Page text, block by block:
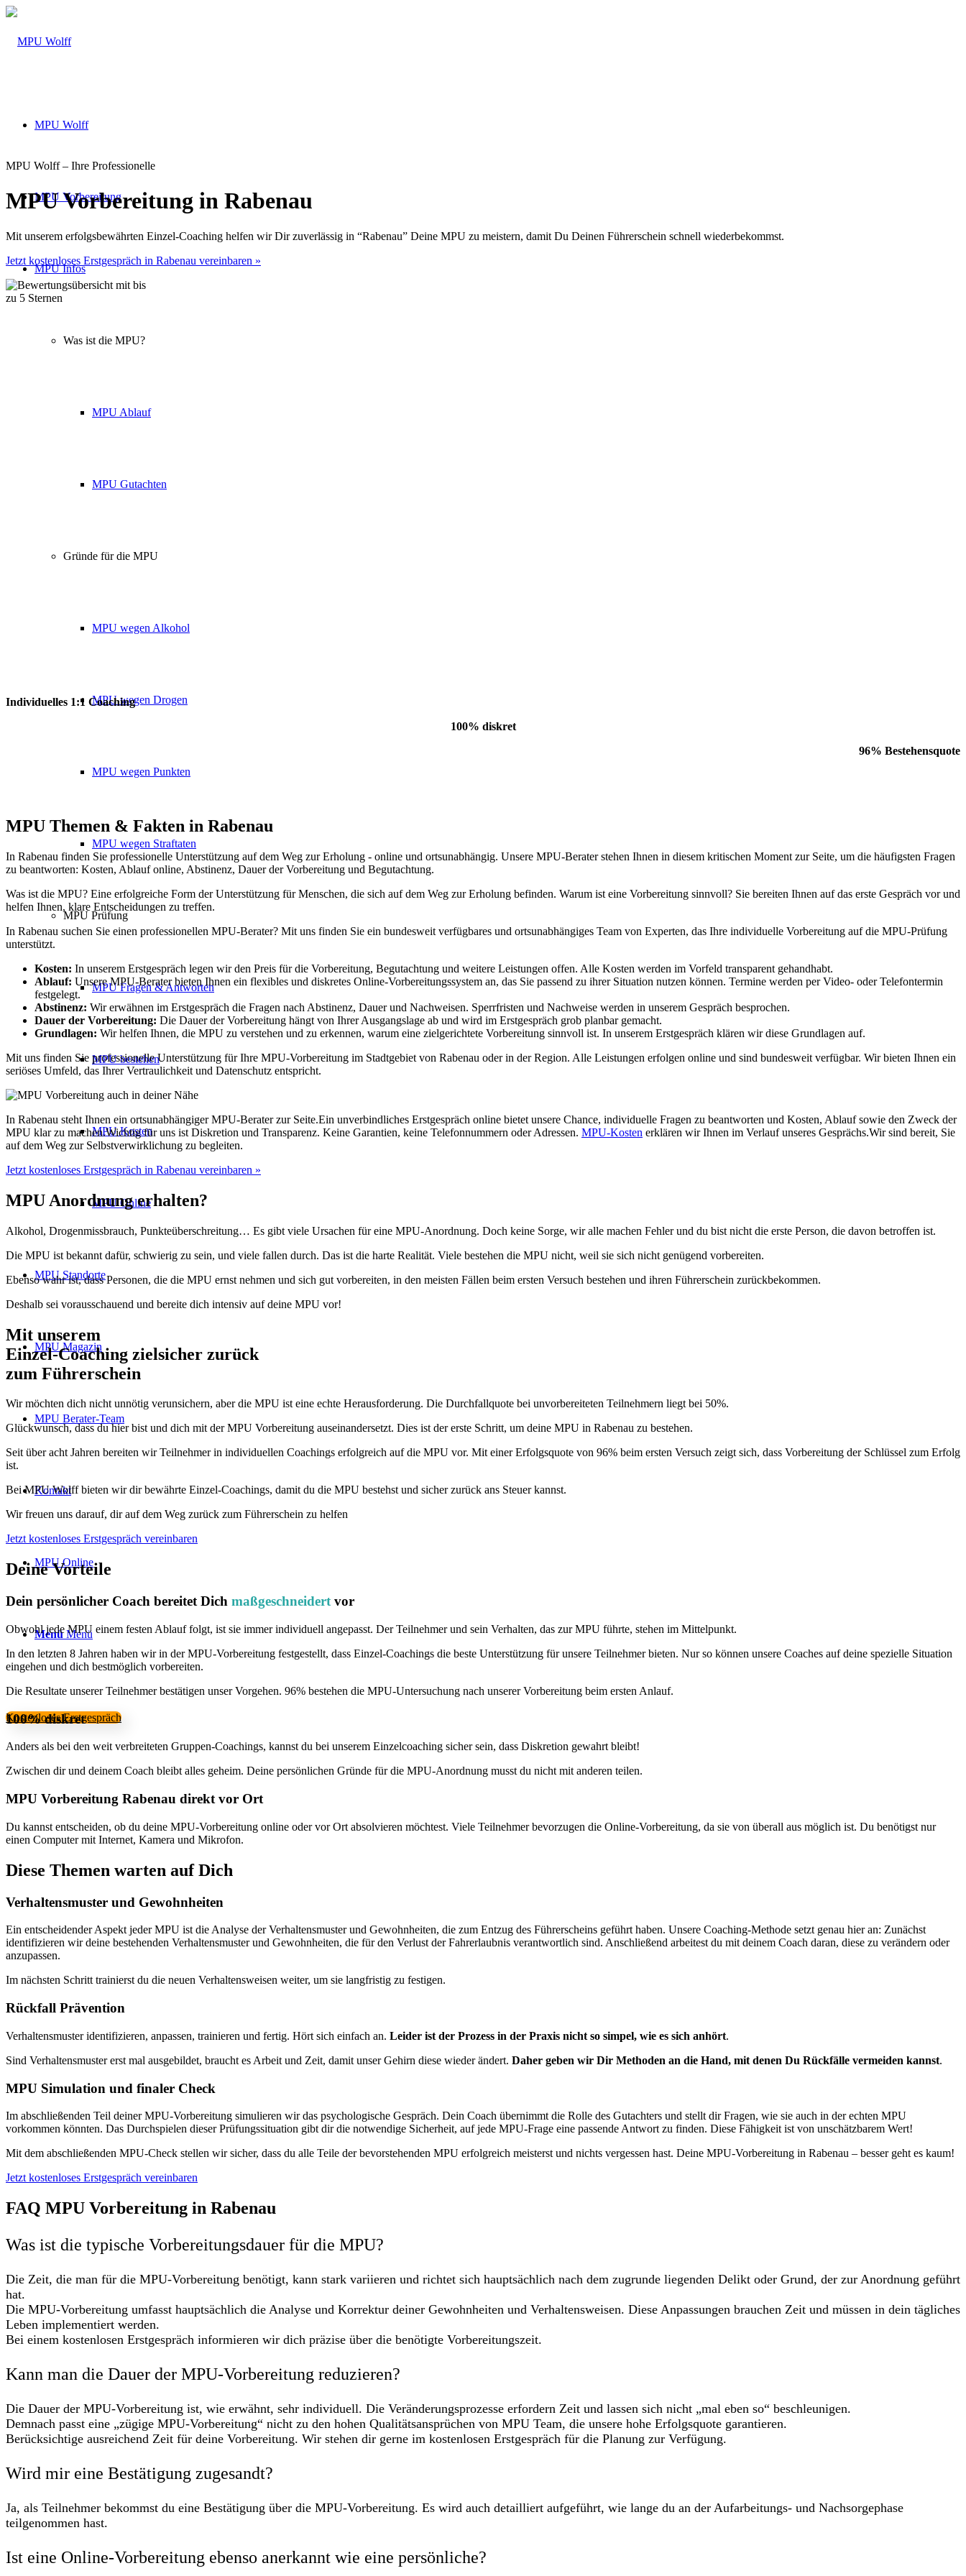
MPU Wolff
MPU Vorbereitung
MPU Infos
Was ist die MPU?
MPU Ablauf
MPU Gutachten
Gründe für die MPU
MPU wegen Alkohol
MPU wegen Drogen
MPU wegen Punkten
MPU wegen Straftaten
MPU Prüfung
MPU Fragen & Antworten
MPU bestehen
MPU Kosten
MPU Online
MPU Standorte
MPU Magazin
MPU Berater-Team
Kontakt
MPU Online
Menü Menü
Kostenloses Erstgespräch
MPU Wolff – Ihre Professionelle
MPU Vorbereitung in Rabenau
Mit unserem erfolgsbewährten Einzel-Coaching helfen wir Dir zuverlässig in “Rabenau” Deine MPU zu meistern, damit Du Deinen Führerschein schnell wiederbekommst.
Jetzt kostenloses Erstgespräch in Rabenau vereinbaren »
Individuelles 1:1 Coaching
100% diskret
96% Bestehensquote
MPU Themen & Fakten in Rabenau
In Rabenau finden Sie professionelle Unterstützung auf dem Weg zur Erholung - online und ortsunabhängig. Unsere MPU-Berater stehen Ihnen in diesem kritischen Moment zur Seite, um die häufigsten Fragen
zu beantworten: Kosten, Ablauf online, Abstinenz, Dauer der Vorbereitung und Begutachtung.
Was ist die MPU? Eine erfolgreiche Form der Unterstützung für Menschen, die sich auf dem Weg zur Erholung befinden. Warum ist eine Vorbereitung sinnvoll? Sie bereiten Ihnen auf das erste Gespräch vor und
helfen Ihnen, klare Entscheidungen zu treffen.
In Rabenau suchen Sie einen professionellen MPU-Berater? Mit uns finden Sie ein bundesweit verfügbares und ortsunabhängiges Team von Experten, das Ihre individuelle Vorbereitung auf die MPU-Prüfung
unterstützt.
Kosten: In unserem Erstgespräch legen wir den Preis für die Vorbereitung, Begutachtung und weitere Leistungen offen. Alle Kosten werden im Vorfeld transparent gehandhabt.
Ablauf: Unsere MPU-Berater bieten Ihnen ein flexibles und diskretes Online-Vorbereitungssystem an, das Sie passend zu ihrer Situation nutzen können. Termine werden per Video- oder Telefontermin
festgelegt.
Abstinenz: Wir erwähnen im Erstgespräch die Fragen nach Abstinenz, Dauer und Nachweisen. Sperrfristen und Nachweise werden in unserem Gespräch besprochen.
Dauer der Vorbereitung: Die Dauer der Vorbereitung hängt von Ihrer Ausgangslage ab und wird im Erstgespräch grob planbar gemacht.
Grundlagen: Wir helfen Ihnen, die MPU zu verstehen und zu erkennen, warum eine zielgerichtete Vorbereitung sinnvoll ist. In unserem Erstgespräch klären wir diese Grundlagen auf.
Mit uns finden Sie professionelle Unterstützung für Ihre MPU-Vorbereitung im Stadtgebiet von Rabenau oder in der Region. Alle Leistungen erfolgen online und sind bundesweit verfügbar. Wir bieten Ihnen ein
seriöses Umfeld, das Ihrer Vertraulichkeit und Datenschutz entspricht.
In Rabenau steht Ihnen ein ortsunabhängiger MPU-Berater zur Seite.Ein unverbindliches Erstgespräch online bietet unsere Chance, individuelle Fragen zu beantworten und Kosten, Ablauf sowie den Zweck der
MPU klar zu machen.Wichtig für uns ist Diskretion und Transparenz. Keine Garantien, keine Telefonnummern oder Adressen. MPU-Kosten erklären wir Ihnen im Verlauf unseres Gesprächs.Wir sind bereit, Sie
auf dem Weg zur Selbstverwirklichung zu begleiten.
Jetzt kostenloses Erstgespräch in Rabenau vereinbaren »
MPU Anordnung erhalten?
Alkohol, Drogenmissbrauch, Punkteüberschreitung… Es gibt viele Ursachen für eine MPU-Anordnung. Doch keine Sorge, wir alle machen Fehler und du bist nicht die erste Person, die davon betroffen ist.
Die MPU ist bekannt dafür, schwierig zu sein, und viele fallen durch. Das ist die harte Realität. Viele bestehen die MPU nicht, weil sie sich nicht genügend vorbereiten.
Ebenso wahr ist, dass Personen, die die MPU ernst nehmen und sich gut vorbereiten, in den meisten Fällen beim ersten Versuch bestehen und ihren Führerschein zurückbekommen.
Deshalb sei vorausschauend und bereite dich intensiv auf deine MPU vor!
Mit unserem
Einzel-Coaching zielsicher zurück
zum Führerschein
Wir möchten dich nicht unnötig verunsichern, aber die MPU ist eine echte Herausforderung. Die Durchfallquote bei unvorbereiteten Teilnehmern liegt bei 50%.
Glückwunsch, dass du hier bist und dich mit der MPU Vorbereitung auseinandersetzt. Dies ist der erste Schritt, um deine MPU in Rabenau zu bestehen.
Seit über acht Jahren bereiten wir Teilnehmer in individuellen Coachings erfolgreich auf die MPU vor. Mit einer Erfolgsquote von 96% beim ersten Versuch zeigt sich, dass Vorbereitung der Schlüssel zum Erfolg
ist.
Bei MPU Wolff bieten wir dir bewährte Einzel-Coachings, damit du die MPU bestehst und sicher zurück ans Steuer kannst.
Wir freuen uns darauf, dir auf dem Weg zurück zum Führerschein zu helfen
Jetzt kostenloses Erstgespräch vereinbaren
Deine Vorteile
Dein persönlicher Coach bereitet Dich maßgeschneidertvor
Obwohl jede MPU einem festen Ablauf folgt, ist sie immer individuell angepasst. Der Teilnehmer und sein Verhalten, das zur MPU führte, stehen im Mittelpunkt.
In den letzten 8 Jahren haben wir in der MPU-Vorbereitung festgestellt, dass Einzel-Coachings die beste Unterstützung für unsere Teilnehmer bieten. Nur so können unsere Coaches auf deine spezielle Situation
eingehen und dich bestmöglich vorbereiten.
Die Resultate unserer Teilnehmer bestätigen unser Vorgehen. 96% bestehen die MPU-Untersuchung nach unserer Vorbereitung beim ersten Anlauf.
100% diskret
Anders als bei den weit verbreiteten Gruppen-Coachings, kannst du bei unserem Einzelcoaching sicher sein, dass Diskretion gewahrt bleibt!
Zwischen dir und deinem Coach bleibt alles geheim. Deine persönlichen Gründe für die MPU-Anordnung musst du nicht mit anderen teilen.
MPU Vorbereitung Rabenau direkt vor Ort
Du kannst entscheiden, ob du deine MPU-Vorbereitung online oder vor Ort absolvieren möchtest. Viele Teilnehmer bevorzugen die Online-Vorbereitung, da sie von überall aus möglich ist. Du benötigst nur
einen Computer mit Internet, Kamera und Mikrofon.
Diese Themen warten auf Dich
Verhaltensmuster und Gewohnheiten
Ein entscheidender Aspekt jeder MPU ist die Analyse der Verhaltensmuster und Gewohnheiten, die zum Entzug des Führerscheins geführt haben. Unsere Coaching-Methode setzt genau hier an: Zunächst
identifizieren wir deine bestehenden Verhaltensmuster und Gewohnheiten, die für den Verlust der Fahrerlaubnis verantwortlich sind. Anschließend arbeitest du mit deinem Coach daran, diese zu verändern oder
anzupassen.
Im nächsten Schritt trainierst du die neuen Verhaltensweisen weiter, um sie langfristig zu festigen.
Rückfall Prävention
Verhaltensmuster identifizieren, anpassen, trainieren und fertig. Hört sich einfach an. Leider ist der Prozess in der Praxis nicht so simpel, wie es sich anhört.
Sind Verhaltensmuster erst mal ausgebildet, braucht es Arbeit und Zeit, damit unser Gehirn diese wieder ändert. Daher geben wir Dir Methoden an die Hand, mit denen Du Rückfälle vermeiden kannst.
MPU Simulation und finaler Check
Im abschließenden Teil deiner MPU-Vorbereitung simulieren wir das psychologische Gespräch. Dein Coach übernimmt die Rolle des Gutachters und stellt dir Fragen, wie sie auch in der echten MPU
vorkommen könnten. Das Durchspielen dieser Prüfungssituation gibt dir die notwendige Sicherheit, auf jede MPU-Frage eine passende Antwort zu finden. Diese Fähigkeit ist von unschätzbarem Wert!
Mit dem abschließenden MPU-Check stellen wir sicher, dass du alle Teile der bevorstehenden MPU erfolgreich meisterst und nichts vergessen hast. Deine MPU-Vorbereitung in Rabenau – besser geht es kaum!
Jetzt kostenloses Erstgespräch vereinbaren
FAQ MPU Vorbereitung in Rabenau
Was ist die typische Vorbereitungsdauer für die MPU?
Die Zeit, die man für die MPU-Vorbereitung benötigt, kann stark variieren und richtet sich hauptsächlich nach dem zugrunde liegenden Delikt oder Grund, der zur Anordnung geführt
hat.
Die MPU-Vorbereitung umfasst hauptsächlich die Analyse und Korrektur deiner Gewohnheiten und Verhaltensweisen. Diese Anpassungen brauchen Zeit und müssen in dein tägliches
Leben implementiert werden.
Bei einem kostenlosen Erstgespräch informieren wir dich präzise über die benötigte Vorbereitungszeit.
Kann man die Dauer der MPU-Vorbereitung reduzieren?
Die Dauer der MPU-Vorbereitung ist, wie erwähnt, sehr individuell. Die Veränderungsprozesse erfordern Zeit und lassen sich nicht „mal eben so“ beschleunigen.
Demnach passt eine „zügige MPU-Vorbereitung“ nicht zu den hohen Qualitätsansprüchen von MPU Team, die unsere hohe Erfolgsquote garantieren.
Berücksichtige ausreichend Zeit für deine Vorbereitung. Wir stehen dir gerne im kostenlosen Erstgespräch für die Planung zur Verfügung.
Wird mir eine Bestätigung zugesandt?
Ja, als Teilnehmer bekommst du eine Bestätigung über die MPU-Vorbereitung. Es wird auch detailliert aufgeführt, wie lange du an der Aufarbeitungs- und Nachsorgephase
teilgenommen hast.
Ist eine Online-Vorbereitung ebenso anerkannt wie eine persönliche?